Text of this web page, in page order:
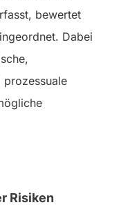
bewertet
Dabei
prozessuale
Risiken